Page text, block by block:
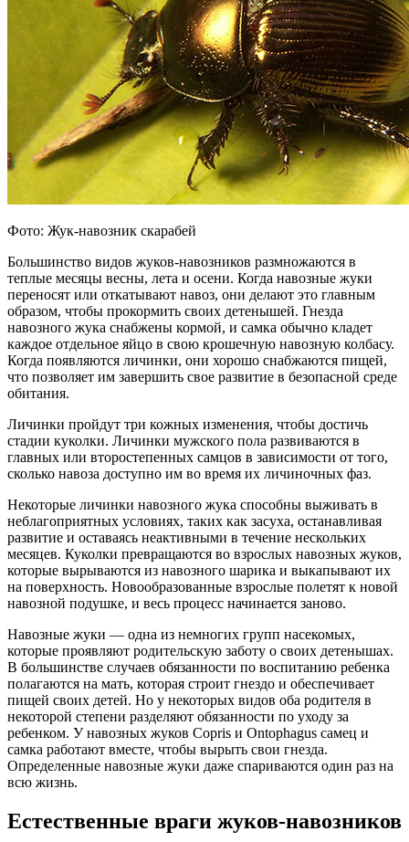
Фото: Жук-навозник скарабей
Большинство видов жуков-навозников размножаются в
теплые месяцы весны, лета и осени. Когда навозные жуки
переносят или откатывают навоз, они делают это главным
образом, чтобы прокормить своих детенышей. Гнезда
навозного жука снабжены кормой, и самка обычно кладет
каждое отдельное яйцо в свою крошечную навозную колбасу.
Когда появляются личинки, они хорошо снабжаются пищей,
что позволяет им завершить свое развитие в безопасной среде
обитания.
Личинки пройдут три кожных изменения, чтобы достичь
стадии куколки. Личинки мужского пола развиваются в
главных или второстепенных самцов в зависимости от того,
сколько навоза доступно им во время их личиночных фаз.
Некоторые личинки навозного жука способны выживать в
неблагоприятных условиях, таких как засуха, останавливая
развитие и оставаясь неактивными в течение нескольких
месяцев. Куколки превращаются во взрослых навозных жуков,
которые вырываются из навозного шарика и выкапывают их
на поверхность. Новообразованные взрослые полетят к новой
навозной подушке, и весь процесс начинается заново.
Навозные жуки — одна из немногих групп насекомых,
которые проявляют родительскую заботу о своих детенышах.
В большинстве случаев обязанности по воспитанию ребенка
полагаются на мать, которая строит гнездо и обеспечивает
пищей своих детей. Но у некоторых видов оба родителя в
некоторой степени разделяют обязанности по уходу за
ребенком. У навозных жуков Copris и Ontophagus самец и
самка работают вместе, чтобы вырыть свои гнезда.
Определенные навозные жуки даже спариваются один раз на
всю жизнь.
Естественные враги жуков-навозников